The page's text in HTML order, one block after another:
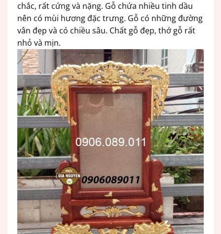
chắc, rất cứng và nặng. Gỗ chứa nhiều tinh dầu
nên có mùi hương đặc trưng. Gỗ có những đường
vân đẹp và có chiều sâu. Chất gỗ đẹp, thớ gỗ rất
nhỏ và mịn.